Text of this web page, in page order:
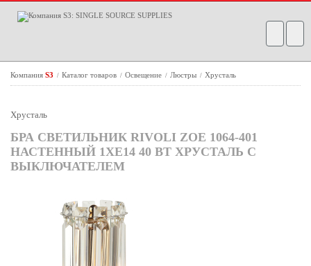
Компания S3 / Каталог товаров / Освещение / Люстры / Хрусталь
Хрусталь
БРА СВЕТИЛЬНИК RIVOLI ZOE 1064-401
НАСТЕННЫЙ 1ХЕ14 40 ВТ ХРУСТАЛЬ С
ВЫКЛЮЧАТЕЛЕМ